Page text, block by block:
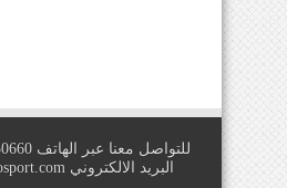
البريد الالكتروني